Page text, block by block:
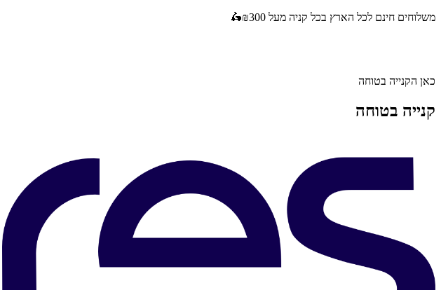
משלוחים חינם לכל הארץ בכל קניה מעל ₪300🛵
כאן הקנייה בטוחה
קנייה בטוחה